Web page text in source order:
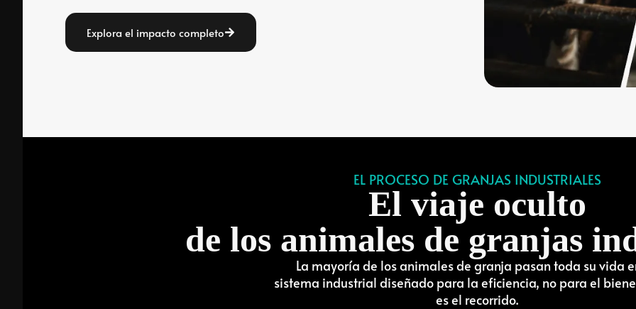
Explora el impacto completo
EL PROCESO DE GRANJAS INDUSTRIALES
El viaje oculto
de los animales de granjas
La mayoría de los animales de granja pasan toda su vida
sistema industrial diseñado para la eficiencia, no para el
es el recorrido.